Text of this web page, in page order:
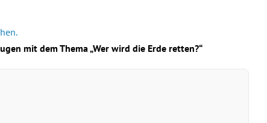
mit dem Thema „Wer wird die Erde retten?“